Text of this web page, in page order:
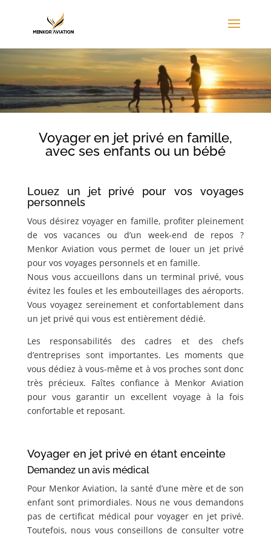
Voyager en jet privé en famille,
avec ses enfants ou un bébé
Louez un jet privé pour vos voyages
personnels
Vous désirez voyager en famille, profiter pleinement
de vos vacances ou d’un week-end de repos ?
Menkor Aviation vous permet de louer un jet privé
pour vos voyages personnels et en famille.
Nous vous accueillons dans un terminal privé, vous
évitez les foules et les embouteillages des aéroports.
Vous voyagez sereinement et confortablement dans
un jet privé qui vous est entièrement dédié.
Les responsabilités des cadres et des chefs
d’entreprises sont importantes. Les moments que
vous dédiez à vous-même et à vos proches sont donc
très précieux. Faîtes confiance à Menkor Aviation
pour vous garantir un excellent voyage à la fois
confortable et reposant.
Voyager en jet privé en étant enceinte
Demandez un avis médical
Pour Menkor Aviation, la santé d’une mère et de son
enfant sont primordiales. Nous ne vous demandons
pas de certificat médical pour voyager en jet privé.
Toutefois, nous vous conseillons de consulter votre